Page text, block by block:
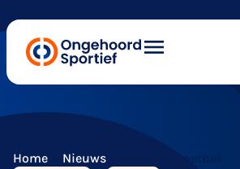
Home Nieuws
Mazin & voetbal